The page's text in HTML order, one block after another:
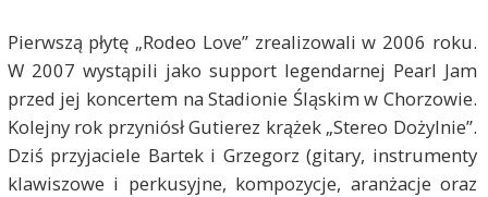
Pierwszą płytę „Rodeo Love” zrealizowali w 2006 roku.
W 2007 wystąpili jako support legendarnej Pearl Jam
przed jej koncertem na Stadionie Śląskim w Chorzowie.
Kolejny rok przyniósł Gutierez krążek „Stereo Dożylnie”.
Dziś przyjaciele Bartek i Grzegorz (gitary, instrumenty
klawiszowe i perkusyjne, kompozycje, aranżacje oraz